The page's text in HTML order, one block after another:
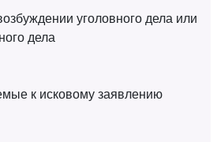
уголовного дела или
дела
к исковому заявлению